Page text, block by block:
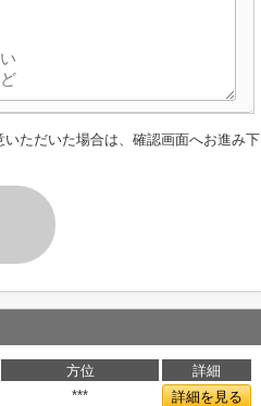
ただいた場合は、確認画面へお進み下
方位
詳細
*** 詳細を見る